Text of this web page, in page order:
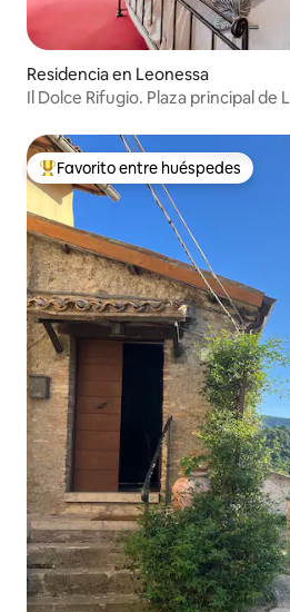
Residencia en Leonessa
Il Dolce Rifugio. Plaza principal de
De los mejores en Favorito entre
Favorito entre huéspedes